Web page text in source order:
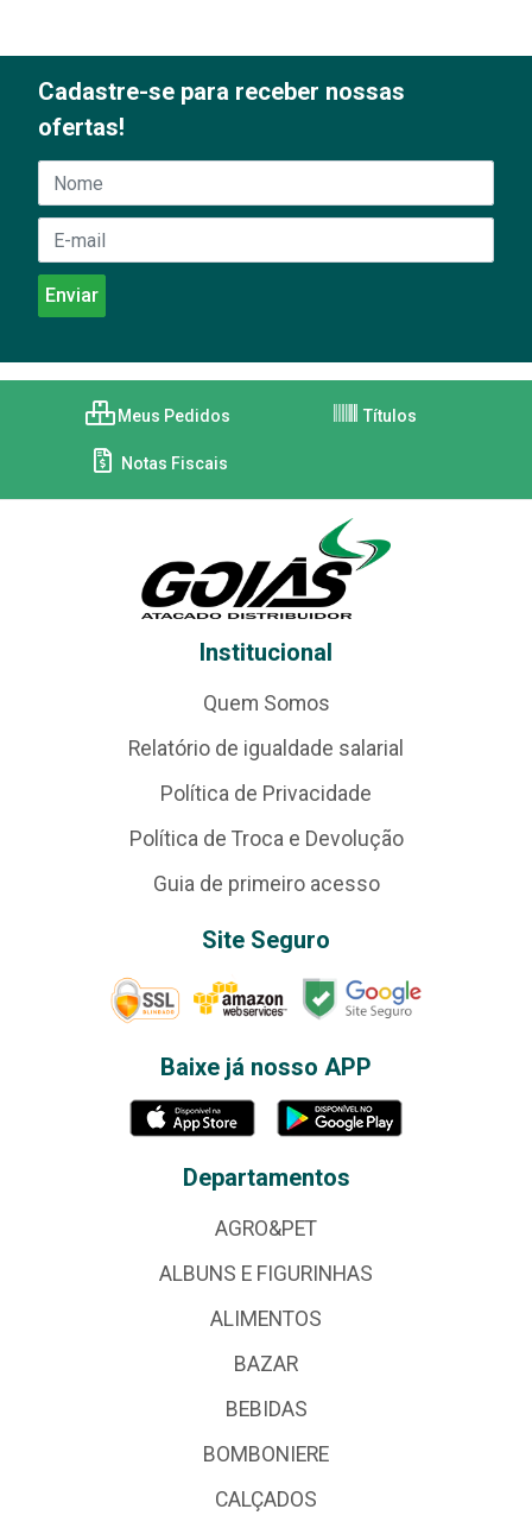
Cadastre-se para receber nossas
ofertas!
Meus Pedidos Títulos
Notas Fiscais
Institucional
Quem Somos
Relatório de igualdade salarial
Política de Privacidade
Política de Troca e Devolução
Guia de primeiro acesso
Site Seguro
Baixe já nosso APP
Departamentos
AGRO&PET
ALBUNS E FIGURINHAS
ALIMENTOS
BAZAR
BEBIDAS
BOMBONIERE
CALÇADOS